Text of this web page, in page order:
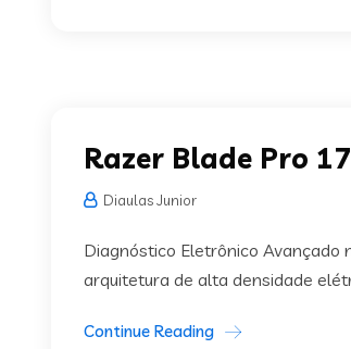
Razer Blade Pro
Diaulas Junior
Diagnóstico Eletrônico
arquitetura de alta densidade
Continue Reading